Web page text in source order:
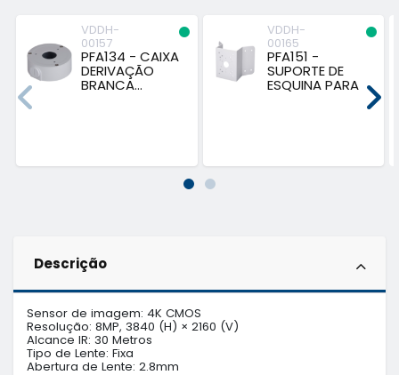
VDDH-
00157
PFA134 - CAIXA
DERIVAÇÃO
BRANCA...
VDDH-
00165
PFA151 -
SUPORTE DE
ESQUINA PARA
Descrição
Sensor de imagem: 4K CMOS
Resolução: 8MP, 3840 (H) × 2160 (V)
Alcance IR: 30 Metros
Tipo de Lente: Fixa
Abertura de Lente: 2.8mm